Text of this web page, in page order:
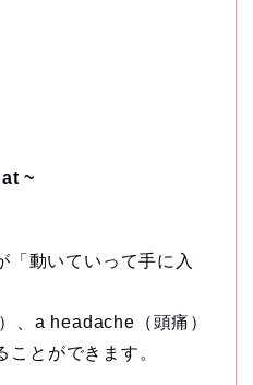
~
動いていって手に入
、a headache（頭痛）
とができます。